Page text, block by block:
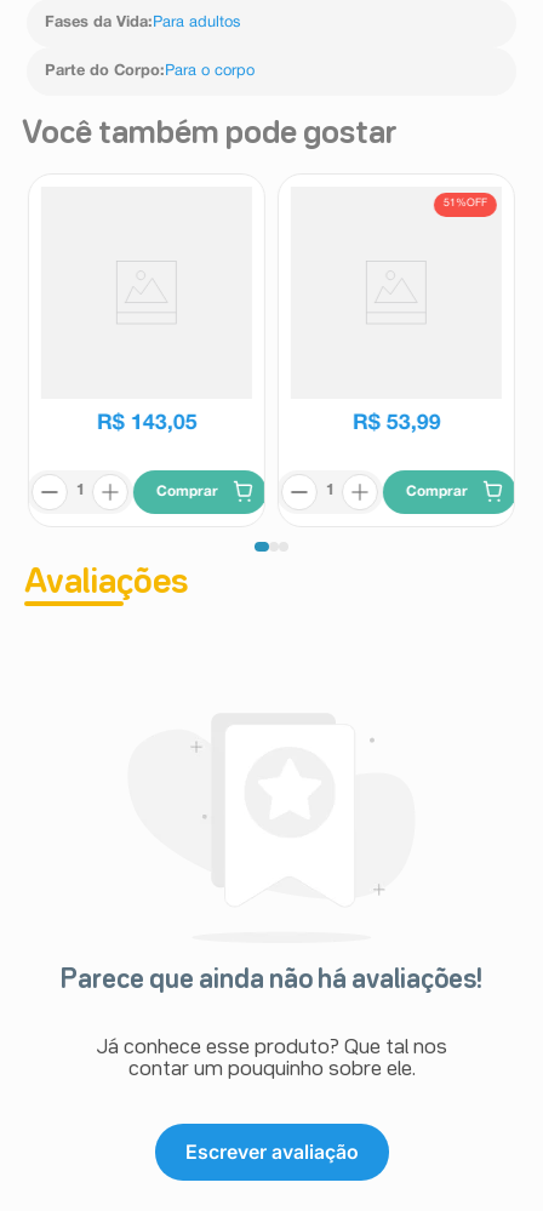
Fases da Vida: Para adultos
Parte do Corpo: Para o corpo
Você também pode gostar
R$ 143,05
Comprar
51%OFF
R$ 53,99
Comprar
Avaliações
Parece que ainda não há avaliações!
Já conhece esse produto? Que tal nos
contar um pouquinho sobre ele.
Escrever avaliação